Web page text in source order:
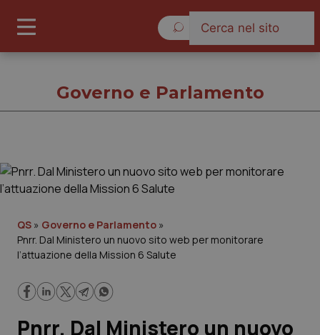
Governo e Parlamento
Regioni e Asl
Lavoro e Professioni
Governo e Parlamento
QS » Governo e Parlamento »
Pnrr. Dal Ministero un nuovo sito web per monitorare
l’attuazione della Mission 6 Salute
Pnrr. Dal Ministero un nuovo